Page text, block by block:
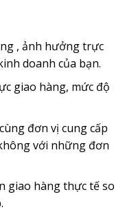
, ảnh hưởng trực
doanh của bạn.
giao hàng, mức độ
đơn vị cung cấp
với những đơn
giao hàng thực tế so